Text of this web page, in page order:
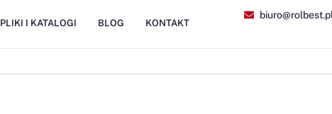
PLIKI I KATALOGI BLOG KONTAKT